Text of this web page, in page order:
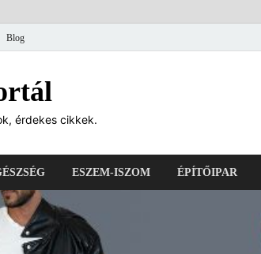
Blog
érdekes cikkek.
ESZEM-ISZOM ÉPÍTŐIPAR